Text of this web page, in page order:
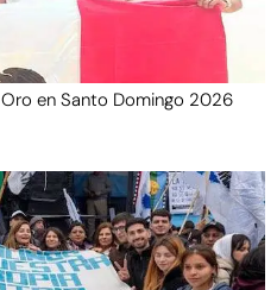
en Santo Domingo 2026